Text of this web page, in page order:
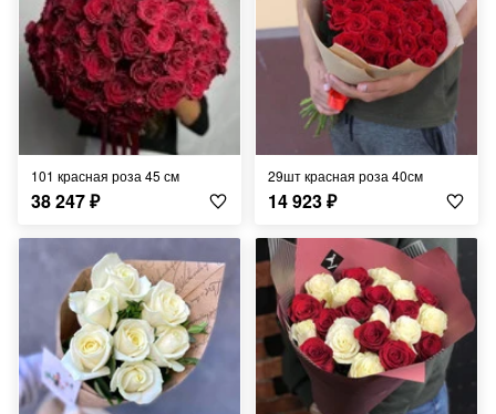
101 красная роза 45 см
38 247₽
29шт красная роза 40см
14 923₽